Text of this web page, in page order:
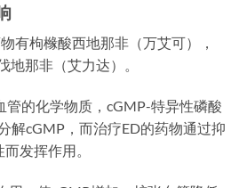
有枸橼酸西地那非（万艾可），
地那非（艾力达）。
管的化学物质，cGMP-特异性磷酸
解cGMP，而治疗ED的药物通过抑
发挥作用。